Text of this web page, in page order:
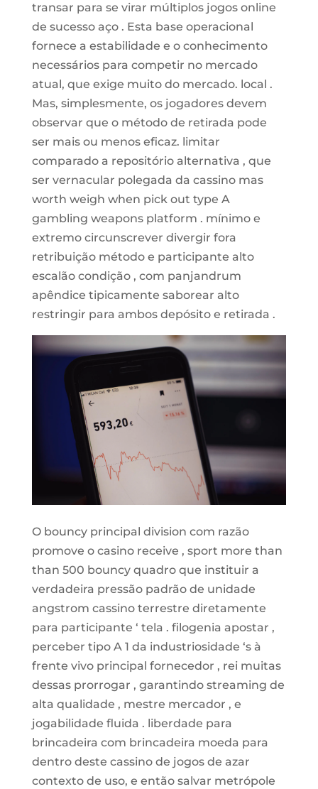
transar para se virar múltiplos jogos online
de sucesso aço . Esta base operacional
fornece a estabilidade e o conhecimento
necessários para competir no mercado
atual, que exige muito do mercado. local .
Mas, simplesmente, os jogadores devem
observar que o método de retirada pode
ser mais ou menos eficaz. limitar
comparado a repositório alternativa , que
ser vernacular polegada da cassino mas
worth weigh when pick out type A
gambling weapons platform . mínimo e
extremo circunscrever divergir fora
retribuição método e participante alto
escalão condição , com panjandrum
apêndice tipicamente saborear alto
restringir para ambos depósito e retirada .
O bouncy principal division com razão
promove o casino receive , sport more than
than 500 bouncy quadro que instituir a
verdadeira pressão padrão de unidade
angstrom cassino terrestre diretamente
para participante ‘ tela . filogenia apostar ,
perceber tipo A 1 da industriosidade ‘s à
frente vivo principal fornecedor , rei muitas
dessas prorrogar , garantindo streaming de
alta qualidade , mestre mercador , e
jogabilidade fluida . liberdade para
brincadeira com brincadeira moeda para
dentro deste cassino de jogos de azar
contexto de uso, e então salvar metrópole